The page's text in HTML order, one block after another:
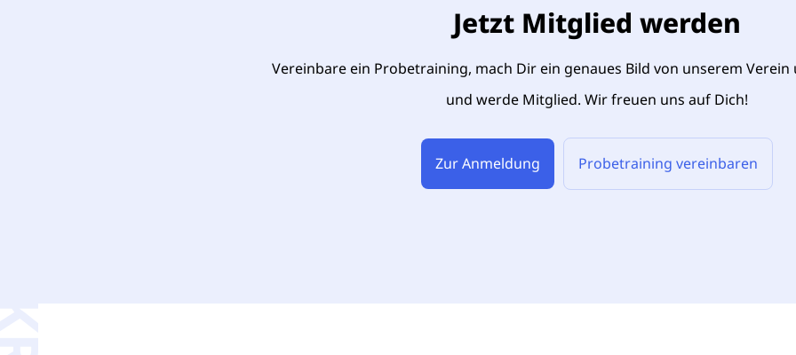
Jetzt Mitglied werden
Vereinbare ein Probetraining, mach Dir ein genaues Bild von unserem Verein
und werde Mitglied. Wir freuen uns auf Dich!
Zur Anmeldung Probetraining vereinbaren